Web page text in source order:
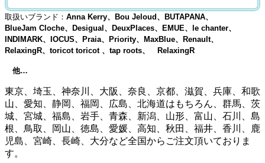
取扱いブランド： Anna Kerry、Bou Jeloud、BUTAPANA、
BlueJam Cloche、Desigual、DeuxPlaces、EMUE、le chanter、
INDIMARK、IOCUS、Praia、Priority、MaxBlue、Renault、
RelaxingR、toricot toricot 、tap roots、 RelaxingR
他…
東京、埼玉、神奈川、大阪、奈良、京都、滋賀、兵庫、和歌
山、愛知、静岡、福岡、広島、北海道はもちろん、群馬、茨
城、宮城、福島、岩手、青森、新潟、山形、富山、石川、島
根、鳥取、岡山、徳島、愛媛、高知、秋田、福井、香川、鹿
児島、宮崎、長崎、大分など全国からご注文頂いておりま
す。